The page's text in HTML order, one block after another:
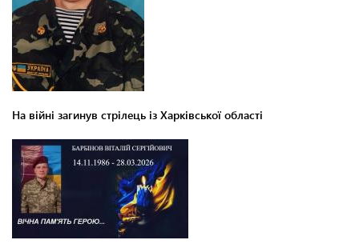
На війні загинув стрілець із Харківської області